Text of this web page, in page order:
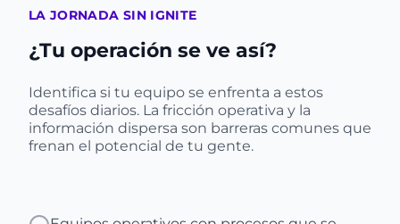
LA JORNADA SIN IGNITE
¿Tu operación se ve así?
Identifica si tu equipo se enfrenta a estos
desafíos diarios. La fricción operativa y la
información dispersa son barreras comunes que
frenan el potencial de tu gente.